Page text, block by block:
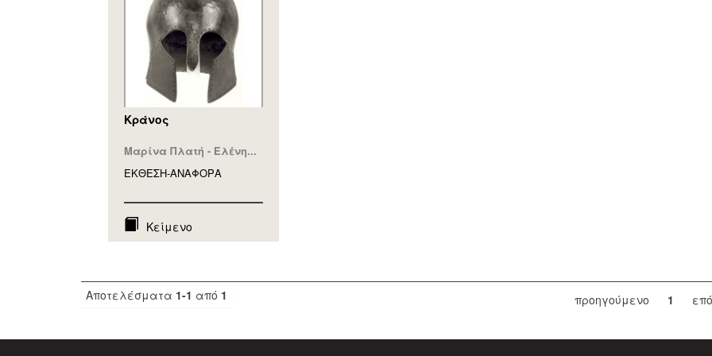
Κράνος
Μαρίνα Πλατή - Ελένη...
ΕΚΘΕΣΗ-ΑΝΑΦΟΡA
Κείμενο
Αποτελέσματα 1-1 από 1 προηγούμενο 1